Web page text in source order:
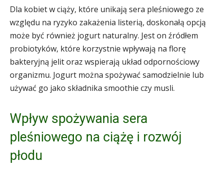
Dla kobiet w ciąży, które unikają sera pleśniowego ze
względu na ryzyko zakażenia listerią, doskonałą opcją
może być również jogurt naturalny. Jest on źródłem
probiotyków, które korzystnie wpływają na florę
bakteryjną jelit oraz wspierają układ odpornościowy
organizmu. Jogurt można spożywać samodzielnie lub
używać go jako składnika smoothie czy musli.
Wpływ spożywania sera
pleśniowego na ciążę i rozwój
płodu